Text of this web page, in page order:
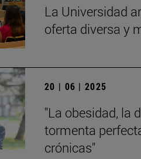
La Universidad
oferta diversa y
20 | 06 | 2025
"La obesidad, la
tormenta
crónicas"